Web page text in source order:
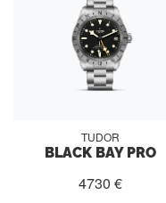
TUDOR
BLACK BAY PRO
4730 €